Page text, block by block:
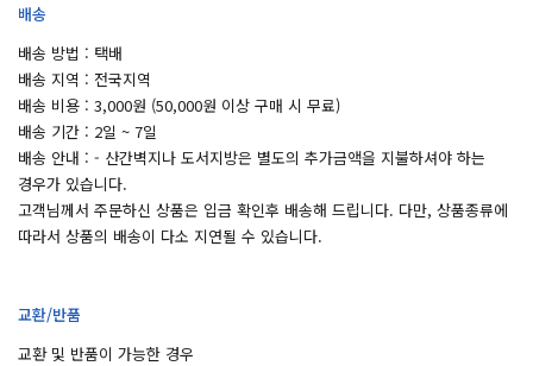
배송
배송 방법 : 택배
배송 지역 : 전국지역
배송 비용 : 3,000원 (50,000원 이상 구매 시 무료)
배송 기간 : 2일 ~ 7일
배송 안내 : - 산간벽지나 도서지방은 별도의 추가금액을 지불하셔야 하는
경우가 있습니다.
고객님께서 주문하신 상품은 입금 확인후 배송해 드립니다. 다만, 상품종류에
따라서 상품의 배송이 다소 지연될 수 있습니다.
교환/반품
교환 및 반품이 가능한 경우